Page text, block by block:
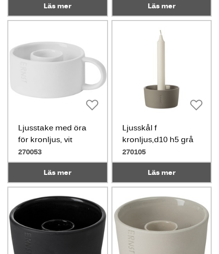
Läs mer Läs mer
Ljusstake med öra
för kronljus, vit
270053
Läs mer
Ljusskål f
kronljus,d10 h5 grå
270105
Läs mer